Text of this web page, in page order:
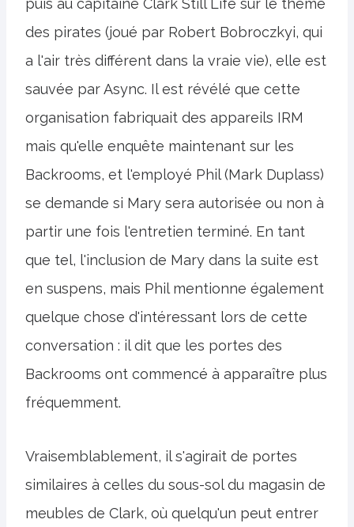
des pirates (joué par Robert Bobroczkyi, qui
a l'air très différent dans la vraie vie), elle est
sauvée par Async. Il est révélé que cette
organisation fabriquait des appareils IRM
mais qu'elle enquête maintenant sur les
Backrooms, et l'employé Phil (Mark Duplass)
se demande si Mary sera autorisée ou non à
partir une fois l'entretien terminé. En tant
que tel, l'inclusion de Mary dans la suite est
en suspens, mais Phil mentionne également
quelque chose d'intéressant lors de cette
conversation : il dit que les portes des
Backrooms ont commencé à apparaître plus
fréquemment.
Vraisemblablement, il s'agirait de portes
similaires à celles du sous-sol du magasin de
meubles de Clark, où quelqu'un peut entrer